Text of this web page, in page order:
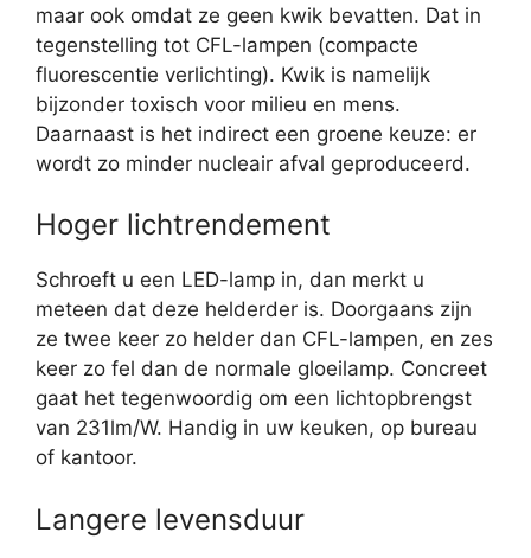
maar ook omdat ze geen kwik bevatten. Dat in
tegenstelling tot CFL-lampen (compacte
fluorescentie verlichting). Kwik is namelijk
bijzonder toxisch voor milieu en mens.
Daarnaast is het indirect een groene keuze: er
wordt zo minder nucleair afval geproduceerd.
Hoger lichtrendement
Schroeft u een LED-lamp in, dan merkt u
meteen dat deze helderder is. Doorgaans zijn
ze twee keer zo helder dan CFL-lampen, en zes
keer zo fel dan de normale gloeilamp. Concreet
gaat het tegenwoordig om een lichtopbrengst
van 231lm/W. Handig in uw keuken, op bureau
of kantoor.
Langere levensduur